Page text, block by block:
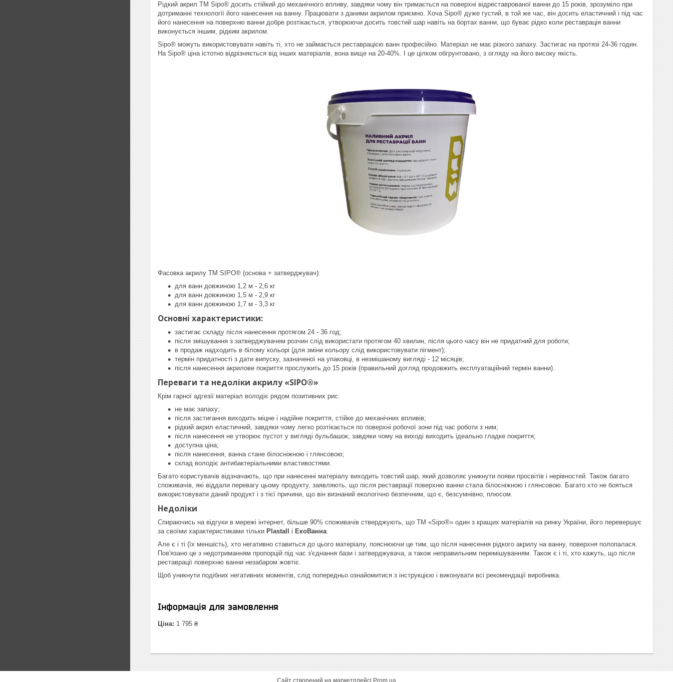
Рідкий акрил ТМ Sipo® досить стійкий до механічного впливу, завдяки чому він тримається на поверхні відреставрованої ванни до 15 років, зрозуміло при
дотриманні технології його нанесення на ванну. Працювати з даними акрилом приємно. Хоча Sipo® дуже густий, в той же час, він досить еластичний і під час
його нанесення на поверхню ванни добре розтікається, утворюючи досить товстий шар навіть на бортах ванни, що буває рідко коли реставрація ванни
виконується іншим, рідким акрилом.
Sipo® можуть використовувати навіть ті, хто не займається реставрацією ванн професійно. Матеріал не має різкого запаху. Застигає на протязі 24-36 годин.
На Sipo® ціна істотно відрізняється від інших матеріалів, вона вище на 20-40%. І це цілком обгрунтовано, з огляду на його високу якість.
Фасовка акрилу ТМ SIPO® (основа + затверджувач):
для ванн довжиною 1,2 м - 2,6 кг
для ванн довжиною 1,5 м - 2,9 кг
для ванн довжиною 1,7 м - 3,3 кг
Основні характеристики:
застигає складу після нанесення протягом 24 - 36 год;
після змішування з затверджувачем розчин слід використати протягом 40 хвилин, після цього часу він не придатний для роботи;
в продаж надходить в білому кольорі (для зміни кольору слід використовувати пігмент);
термін придатності з дати випуску, зазначеної на упаковці, в незмішаному вигляді - 12 місяців;
після нанесення акрилове покриття прослужить до 15 років (правильний догляд продовжить експлуатаційний термін ванни).
Переваги та недоліки акрилу «SIPO®»
Крім гарної адгезії матеріал володіє рядом позитивних рис:
не має запаху;
після застигання виходить міцне і надійне покриття, стійке до механічних впливів;
рідкий акрил еластичний, завдяки чому легко розтікається по поверхні робочої зони під час роботи з ним;
після нанесення не утворює пустот у вигляді бульбашок, завдяки чому на виході виходить ідеально гладке покриття;
доступна ціна;
після нанесення, ванна стане білосніжною і глянсовою;
склад володіє антибактеріальними властивостями.
Багато користувачів відзначають, що при нанесенні матеріалу виходить товстий шар, який дозволяє уникнути появи просвітів і нерівностей. Також багато
споживачів, які віддали перевагу цьому продукту, заявляють, що після реставрації поверхню ванни стала білосніжною і глянсовою. Багато хто не бояться
використовувати даний продукт і з тієї причини, що він визнаний екологічно безпечним, що є, безсумнівно, плюсом.
Недоліки
Спираючись на відгуки в мережі інтернет, більше 90% споживачів стверджують, що ТМ «Sipo®» один з кращих матеріалів на ринку України, його перевершує
за своїми характеристиками тільки Plastall і ЕкоВанна.
Але є і ті (їх меншість), хто негативно ставиться до цього матеріалу, пояснюючи це тим, що після нанесення рідкого акрилу на ванну, поверхня полопалася.
Пов'язано це з недотриманням пропорцій під час з'єднання бази і затверджувача, а також неправильним перемішуванням. Також є і ті, хто кажуть, що після
реставрації поверхню ванни незабаром жовтіє.
Щоб уникнути подібних негативних моментів, слід попередньо ознайомитися з інструкцією і виконувати всі рекомендації виробника.
Інформація для замовлення
Ціна: 1 795 ₴
Сайт створений на маркетплейсі Prom.ua